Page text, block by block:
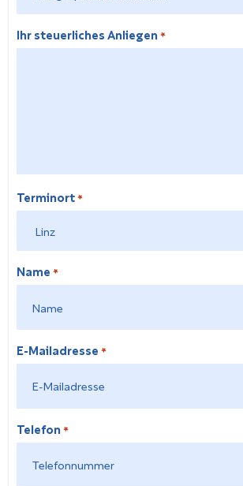
Ihr steuerliches Anliegen*
Terminort*
Name *
E-Mailadresse *
Telefon*